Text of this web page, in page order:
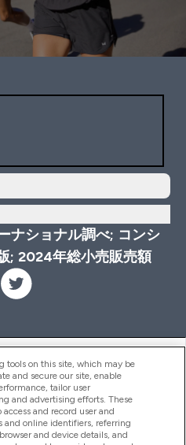
ナショナル調べ; コンシ
; 2024年総小売販売額
tools on this site, which may be
and secure our site, enable
tailor user
and advertising efforts. These
and record user and
and online identifiers, referring
and device details, and